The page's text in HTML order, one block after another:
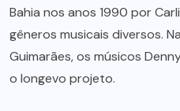
Bahia nos anos 1990 por
gêneros musicais diversos.
Guimarães, os músicos
o longevo projeto.